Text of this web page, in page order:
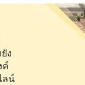
ง
ค์
ลน์